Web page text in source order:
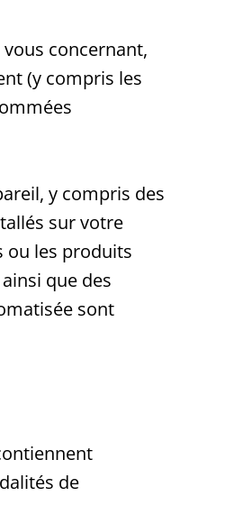
concernant,
(y compris les
y compris des
sur votre
ou les produits
que des
sont
de